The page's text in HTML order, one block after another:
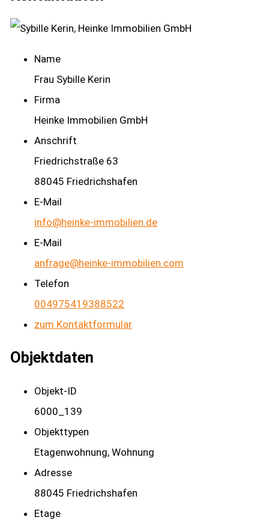
Name
Frau Sybille Kerin
Firma
Heinke Immobilien GmbH
Anschrift
Friedrichstraße 63
88045 Friedrichshafen
E-Mail
info@heinke-immobilien.de
E-Mail
anfrage@heinke-immobilien.com
Telefon
004975419388522
zum Kontaktformular
Objektdaten
Objekt-ID
6000_139
Objekttypen
Etagenwohnung, Wohnung
Adresse
88045 Friedrichshafen
Etage